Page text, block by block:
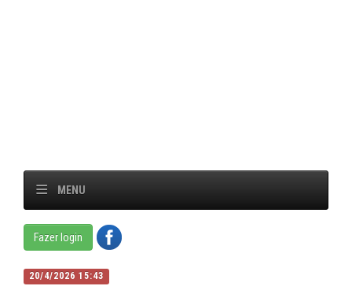
MENU
Fazer login
20/4/2026 15:43